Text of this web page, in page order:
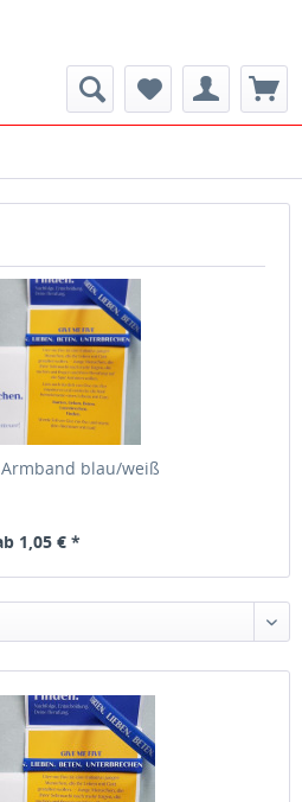
Armband blau/weiß
1,05 € *